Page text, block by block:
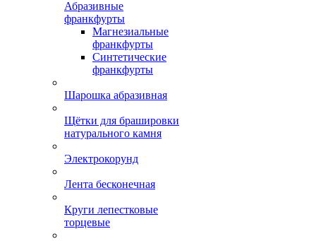
Абразивные
франкфурты
Магнезиальные
франкфурты
Синтетические
франкфурты
Шарошка абразивная
Щётки для брашировки
натурального камня
Электрокорунд
Лента бесконечная
Круги лепестковые
торцевые